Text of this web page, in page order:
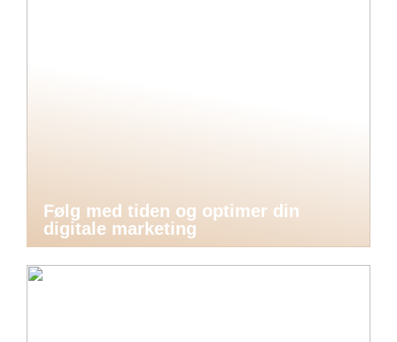
Følg med tiden og optimer din
digitale marketing